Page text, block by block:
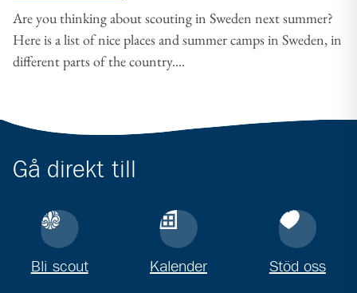
Are you thinking about scouting in Sweden next summer?
Here is a list of nice places and summer camps in Sweden, in
different parts of the country....
Gå direkt till
Bli scout Kalender Stöd oss